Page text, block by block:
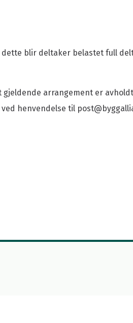
blir deltaker belastet full
arrangement er
henvendelse til